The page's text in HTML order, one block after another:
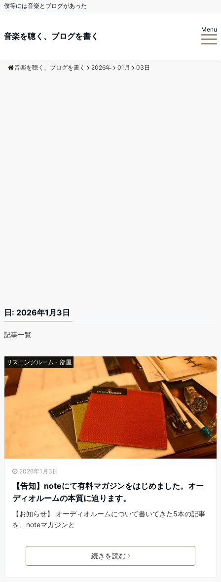
僕等には音楽とブログがあった
音楽を聴く、ブログを書く
Menu
音楽を聴く、ブログを書く 2026年 01月 03日
日: 2026年1月3日
記事一覧
リスニングルーム・部屋
2026年1月3日
【告知】noteにて有料マガジンをはじめました。オー
ディオルームの本質に迫ります。
【お知らせ】 オーディオルームについて書いてきた5本の記事
を、noteマガジンと
続きを読む